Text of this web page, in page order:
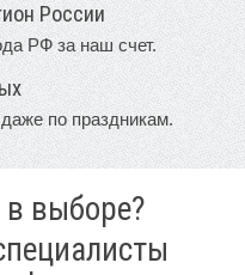
России
РФ за наш счет.
по праздникам.
в выборе?